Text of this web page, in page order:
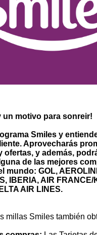
un motivo para sonreir!
Smiles y
Aprovecharás
ofertas, y además,
de las mejores
mundo: GOL,
IBERIA, AIR FRANCE/
AIR LINES.
millas Smiles también